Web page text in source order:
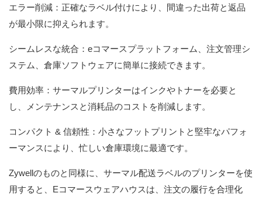
エラー削減：正確なラベル付けにより、間違った出荷と返品
が最小限に抑えられます。
シームレスな統合：eコマースプラットフォーム、注文管理シ
ステム、倉庫ソフトウェアに簡単に接続できます。
費用効率：サーマルプリンターはインクやトナーを必要と
し、メンテナンスと消耗品のコストを削減します。
コンパクト & 信頼性：小さなフットプリントと堅牢なパフォ
ーマンスにより、忙しい倉庫環境に最適です。
Zywellのものと同様に、サーマル配送ラベルのプリンターを使
用すると、Eコマースウェアハウスは、注文の履行を合理化